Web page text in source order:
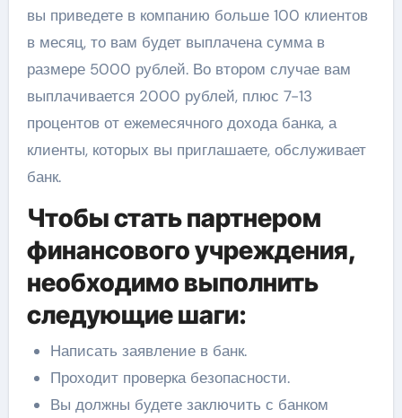
вы приведете в компанию больше 100 клиентов
в месяц, то вам будет выплачена сумма в
размере 5000 рублей. Во втором случае вам
выплачивается 2000 рублей, плюс 7-13
процентов от ежемесячного дохода банка, а
клиенты, которых вы приглашаете, обслуживает
банк.
Чтобы стать партнером
финансового учреждения,
необходимо выполнить
следующие шаги:
Написать заявление в банк.
Проходит проверка безопасности.
Вы должны будете заключить с банком